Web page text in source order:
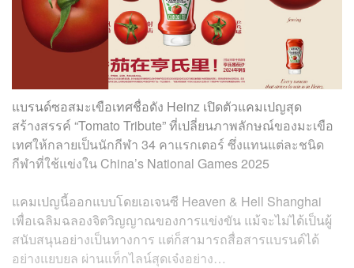
แบรนด์ซอสมะเขือเทศชื่อดัง Heinz เปิดตัวแคมเปญสุด
สร้างสรรค์ “Tomato Tribute” ที่เปลี่ยนภาพลักษณ์ของมะเขือ
เทศให้กลายเป็นนักกีฬา 34 คาแรกเตอร์ ซึ่งแทนแต่ละชนิด
กีฬาที่ใช้แข่งใน China’s National Games 2025
แคมเปญนี้ออกแบบโดยเอเจนซี Heaven & Hell Shanghai
เพื่อเฉลิมฉลองจิตวิญญาณของการแข่งขัน แม้จะไม่ได้เป็นผู้
สนับสนุนอย่างเป็นทางการ แต่ก็สามารถสื่อสารแบรนด์ได้
อย่างแยบยล ผ่านแท็กไลน์สุดเจ๋งอย่าง…